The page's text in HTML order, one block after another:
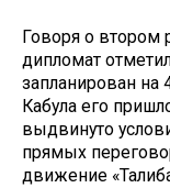
Говоря о втором
дипломат
запланирован на
Кабула его
выдвинуто
прямых
движение